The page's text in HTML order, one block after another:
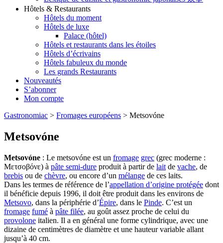
Hôtels & Restaurants
Hôtels du moment
Hôtels de luxe
Palace (hôtel)
Hôtels et restaurants dans les étoiles
Hôtels d’écrivains
Hôtels fabuleux du monde
Les grands Restaurants
Nouveautés
S’abonner
Mon compte
Gastronomiac > Fromages européens > Metsovóne
Metsovóne
Metsovóne : Le metsovóne est un fromage grec (grec moderne :
Μετσοβόνε) à pâte semi-dure produit à partir de lait de vache, de
brebis ou de chèvre, ou encore d’un mélange de ces laits.
Dans les termes de référence de l’appellation d’origine protégée dont
il bénéficie depuis 1996, il doit être produit dans les environs de
Metsovo, dans la périphérie d’Épire, dans le Pinde. C’est un
fromage fumé à pâte filée, au goût assez proche de celui du
provolone italien. Il a en général une forme cylindrique, avec une
dizaine de centimètres de diamètre et une hauteur variable allant
jusqu’à 40 cm.